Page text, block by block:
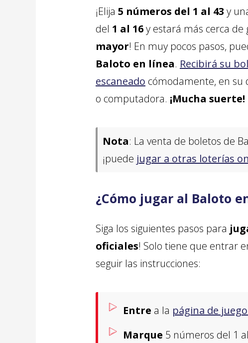
¡Elija 5 números del 1 al 43 y
del 1 al 16y estará más cerca de
mayor! En muy pocos pasos,
Baloto en línea. Recibirá su
escaneado cómodamente, en su
o computadora. ¡Mucha suerte!
Nota: La venta de boletos de
¡puede jugar a otras loterías
¿Cómo jugar al Baloto
Siga los siguientes pasos para
oficiales! Solo tiene que entrar
seguir las instrucciones:
Entre a la página de
Marque 5 números del 1